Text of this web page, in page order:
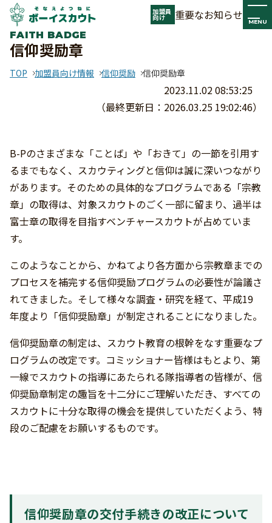
加盟員
向け 重要なお知らせ MENU
FAITH BADGE
信仰奨励章
TOP 加盟員向け情報 信仰奨励 信仰奨励章
2023.11.02 08:53:25
（最終更新日：2026.03.25 19:02:46）
B-Pのさまざまな「ことば」や「おきて」の一節を引用す
るまでもなく、スカウティングと信仰は誠に深いつながり
があります。そのための具体的なプログラムである「宗教
章」の取得は、対象スカウトのごく一部に留まり、過半は
富士章の取得を目指すベンチャースカウトが占めていま
す。
このようなことから、かねてより各方面から宗教章までの
プロセスを補完する信仰奨励プログラムの必要性が論議さ
れてきました。そして様々な調査・研究を経て、平成19
年度より「信仰奨励章」が制定されることになりました。
信仰奨励章の制定は、スカウト教育の根幹をなす重要なプ
ログラムの改定です。コミッショナー皆様はもとより、第
一線でスカウトの指導にあたられる隊指導者の皆様が、信
仰奨励章制定の趣旨を十二分にご理解いただき、すべての
スカウトに十分な取得の機会を提供していただくよう、特
段のご配慮をお願いするものです。
信仰奨励章の交付手続きの改正について